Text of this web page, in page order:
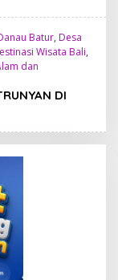
Batur, Desa
Wisata Bali,
dan
DI